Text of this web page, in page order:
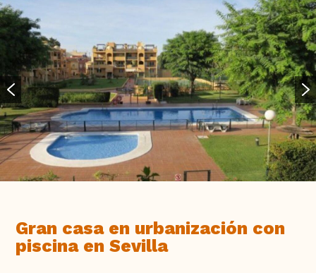
Gran casa en urbanización con
piscina en Sevilla